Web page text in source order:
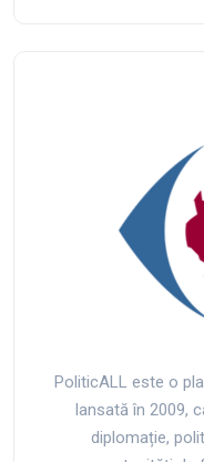
PoliticALL este o
lansată în 2009,
diplomație,